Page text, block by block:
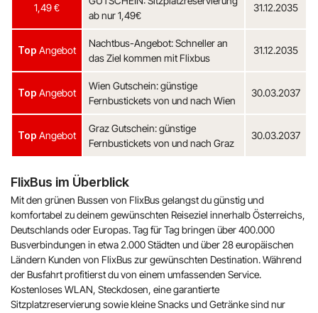
1,49 €
ab nur 1,49€
31.12.2035
Top Angebot
Nachtbus-Angebot: Schneller an
das Ziel kommen mit Flixbus
31.12.2035
Top Angebot
Wien Gutschein: günstige
Fernbustickets von und nach Wien
30.03.2037
Top Angebot
Graz Gutschein: günstige
Fernbustickets von und nach Graz
30.03.2037
FlixBus im Überblick
Mit den grünen Bussen von FlixBus gelangst du günstig und
komfortabel zu deinem gewünschten Reiseziel innerhalb Österreichs,
Deutschlands oder Europas. Tag für Tag bringen über 400.000
Busverbindungen in etwa 2.000 Städten und über 28 europäischen
Ländern Kunden von FlixBus zur gewünschten Destination. Während
der Busfahrt profitierst du von einem umfassenden Service.
Kostenloses WLAN, Steckdosen, eine garantierte
Sitzplatzreservierung sowie kleine Snacks und Getränke sind nur